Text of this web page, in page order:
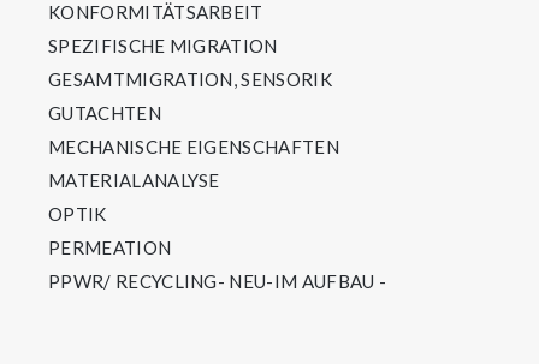
KONFORMITÄTSARBEIT
SPEZIFISCHE MIGRATION
GESAMTMIGRATION, SENSORIK
GUTACHTEN
MECHANISCHE EIGENSCHAFTEN
MATERIALANALYSE
OPTIK
PERMEATION
PPWR/ RECYCLING- NEU-IM AUFBAU -